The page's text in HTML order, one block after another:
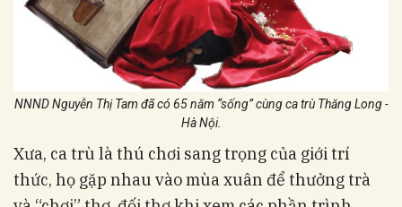
NNND Nguyễn Thị Tam đã có 65 năm “sống” cùng ca trù Thăng Long -
Hà Nội.
Xưa, ca trù là thú chơi sang trọng của giới trí
thức, họ gặp nhau vào mùa xuân để thưởng trà